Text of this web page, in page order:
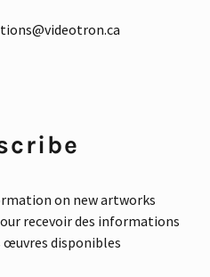
on new artworks
recevoir des informations
œuvres disponibles